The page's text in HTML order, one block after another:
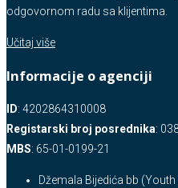
odgovornom radu sa klijentima.
Učitaj više
Informacije o agenciji
ID: 4202864310008
Registarski broj posrednika:
MBS: 65-01-0199-21
Džemala Bijedića bb